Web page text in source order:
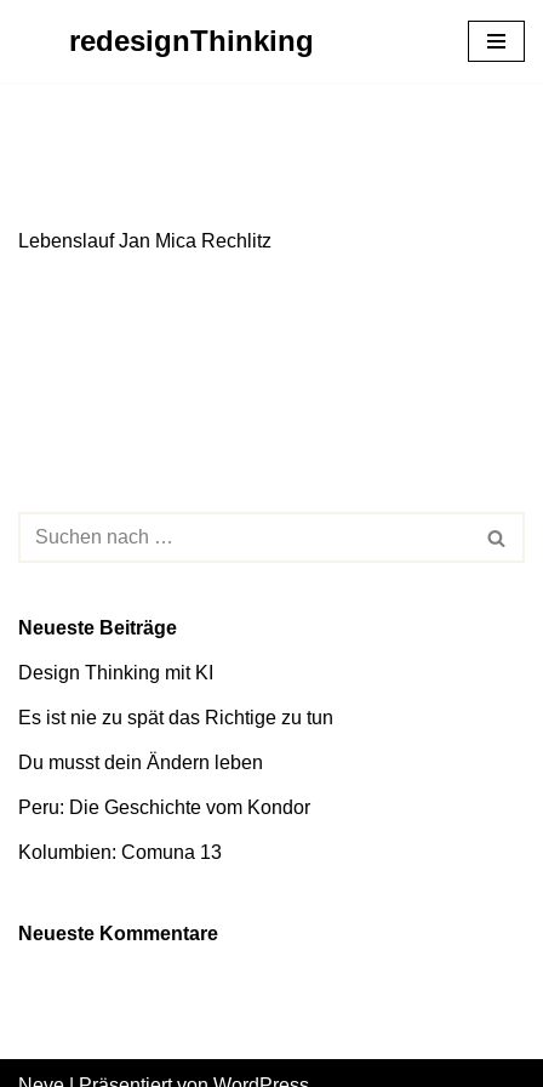
redesignThinking
Lebenslauf Jan Mica Rechlitz
Neueste Beiträge
Design Thinking mit KI
Es ist nie zu spät das Richtige zu tun
Du musst dein Ändern leben
Peru: Die Geschichte vom Kondor
Kolumbien: Comuna 13
Neueste Kommentare